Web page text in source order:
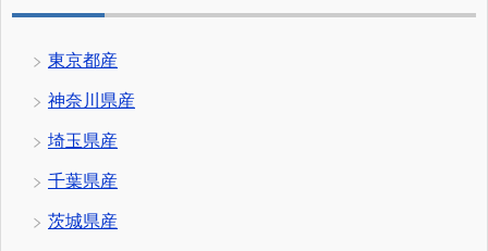
東京都産
神奈川県産
埼玉県産
千葉県産
茨城県産